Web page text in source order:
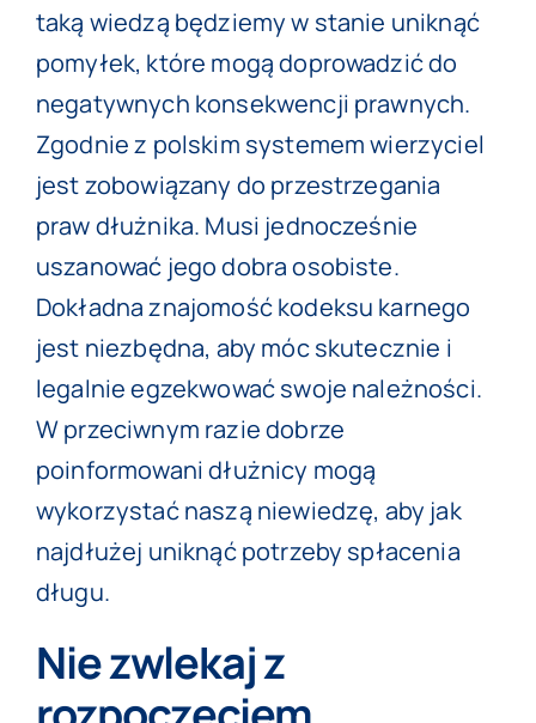
taką wiedzą będziemy w stanie uniknąć
pomyłek, które mogą doprowadzić do
negatywnych konsekwencji prawnych.
Zgodnie z polskim systemem wierzyciel
jest zobowiązany do przestrzegania
praw dłużnika. Musi jednocześnie
uszanować jego dobra osobiste.
Dokładna znajomość kodeksu karnego
jest niezbędna, aby móc skutecznie i
legalnie egzekwować swoje należności.
W przeciwnym razie dobrze
poinformowani dłużnicy mogą
wykorzystać naszą niewiedzę, aby jak
najdłużej uniknąć potrzeby spłacenia
długu.
Nie zwlekaj z